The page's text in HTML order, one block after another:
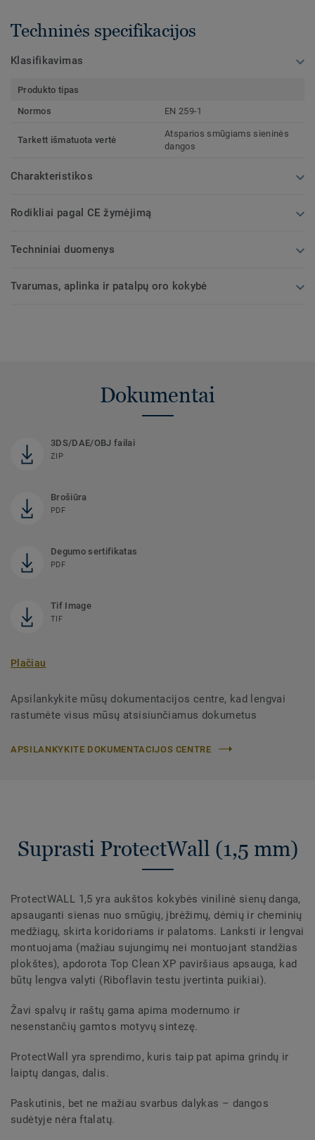
Techninės specifikacijos
Klasifikavimas
Produkto tipas
Normos
EN 259-1
Tarkett išmatuota vertė
Atsparios smūgiams sieninės
dangos
Charakteristikos
Rodikliai pagal CE žymėjimą
Techniniai duomenys
Tvarumas, aplinka ir patalpų oro kokybė
Dokumentai
3DS/DAE/OBJ failai
ZIP
Brošiūra
PDF
Degumo sertifikatas
PDF
Tif Image
TIF
Plačiau
Apsilankykite mūsų dokumentacijos centre, kad lengvai
rastumėte visus mūsų atsisiunčiamus dokumetus
APSILANKYKITE DOKUMENTACIJOS CENTRE
Suprasti ProtectWall (1,5 mm)
ProtectWALL 1,5 yra aukštos kokybės vinilinė sienų danga,
apsauganti sienas nuo smūgių, įbrėžimų, dėmių ir cheminių
medžiagų, skirta koridoriams ir palatoms. Lanksti ir lengvai
montuojama (mažiau sujungimų nei montuojant standžias
plokštes), apdorota Top Clean XP paviršiaus apsauga, kad
būtų lengva valyti (Riboflavin testu įvertinta puikiai).
Žavi spalvų ir raštų gama apima modernumo ir
nesenstančių gamtos motyvų sintezę.
ProtectWall yra sprendimo, kuris taip pat apima grindų ir
laiptų dangas, dalis.
Paskutinis, bet ne mažiau svarbus dalykas – dangos
sudėtyje nėra ftalatų.